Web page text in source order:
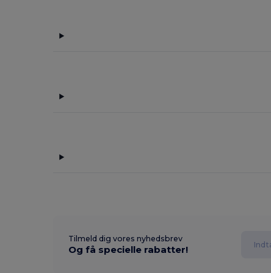
Tilmeld dig vores nyhedsbrev
Og få specielle rabatter!